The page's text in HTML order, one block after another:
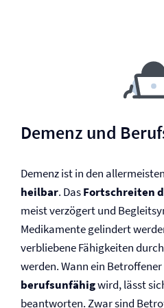
Demenz und
Demenz ist in den
heilbar. DasFortschreiten
meist verzögert und
Medikamente gelindert
verbliebene Fähigkeiten
werden. Wann ein
berufsunfähigwird, lässt
beantworten. Zwar sind